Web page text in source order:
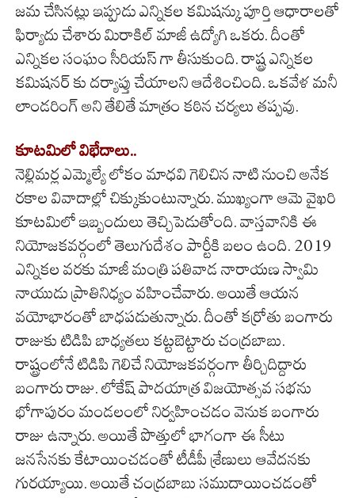
జమ చేసినట్లు ఇప్పుడు ఎన్నికల కమిషన్కు పూర్తి ఆధారాలతో
ఫిర్యాదు చేశారు మిరాకిల్ మాజీ ఉద్యోగి ఒకరు. దీంతో
ఎన్నికల సంఘం సీరియస్ గా తీసుకుంది. రాష్ట్ర ఎన్నికల
కమిషనర్ కు దర్యాప్తు చేయాలని ఆదేశించింది. ఒకవేళ మనీ
లాండరింగ్ అని తేలితే మాత్రం కఠిన చర్యలు తప్పవు.
కూటమిలో విభేదాలు..
నెల్లిమర్ల ఎమ్మెల్యే లోకం మాధవి గెలిచిన నాటి నుంచి అనేక
రకాల వివాదాల్లో చిక్కుకుంటున్నారు. ముఖ్యంగా ఆమె వైఖరి
కూటమిలో ఇబ్బందులు తెచ్చిపెడుతోంది. వాస్తవానికి ఈ
నియోజకవర్గంలో తెలుగుదేశం పార్టీకి బలం ఉంది. 2019
ఎన్నికల వరకు మాజీ మంత్రి పతివాడ నారాయణ స్వామి
నాయుడు ప్రాతినిధ్యం వహించేవారు. అయితే ఆయన
వయోభారంతో బాధపడుతున్నారు. దీంతో కర్రోతు బంగారు
రాజుకు టిడిపి బాధ్యతలు కట్టబెట్టారు చంద్రబాబు.
రాష్ట్రంలోనే టిడిపి గెలిచే నియోజకవర్గంగా తీర్చిదిద్దారు
బంగారు రాజు. లోకేష్ పాదయాత్ర విజయోత్సవ సభను
భోగాపురం మండలంలో నిర్వహించడం వెనుక బంగారు
రాజు ఉన్నారు. అయితే పొత్తులో భాగంగా ఈ సీటు
జనసేనకు కేటాయించడంతో టీడీపీ శ్రేణులు ఆవేదనకు
గురయ్యాయి. అయితే చంద్రబాబు సముదాయించడంతో